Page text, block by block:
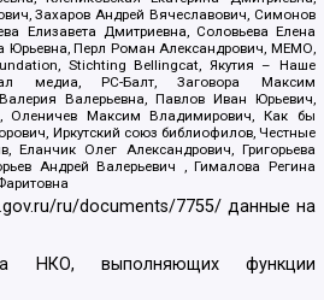
Захаров Андрей Вячеславович, Симонов
Елизавета Дмитриевна, Соловьева Елена
Юрьевна, Перл Роман Александрович, МЕМО,
Stichting Bellingcat, Якутия – Наше
медиа, РС-Балт, Заговора Максим
Валерьевна, Павлов Иван Юрьевич,
Оленичев Максим Владимирович, Как бы
Иркутский союз библиофилов, Честные
Еланчик Олег Александрович, Григорьева
Андрей Валерьевич , Гималова Регина
ru/documents/7755/ данные на
НКО, выполняющих функции